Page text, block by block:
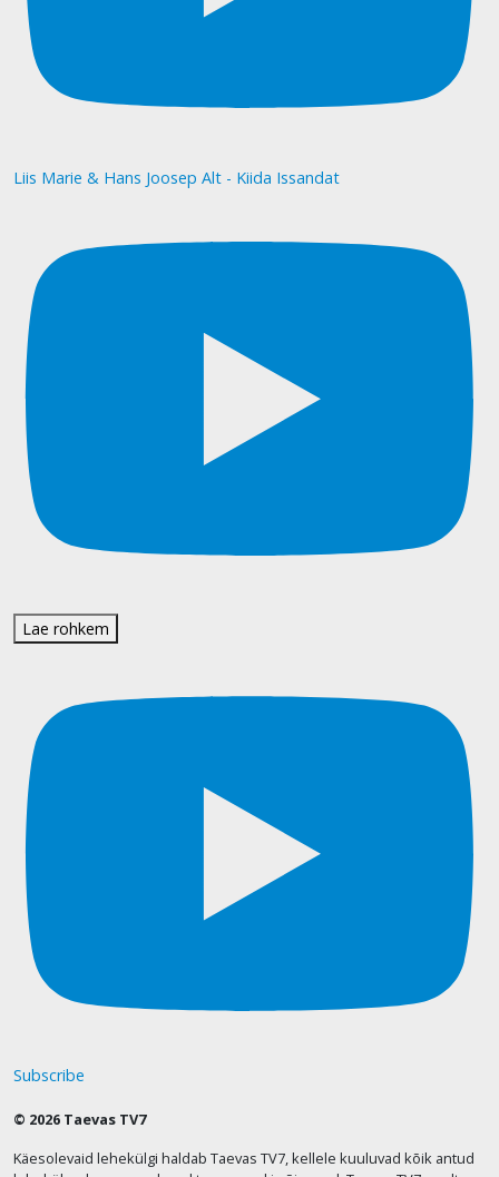
Liis Marie & Hans Joosep Alt - Kiida Issandat
Lae rohkem
Subscribe
© 2026 Taevas TV7
Käesolevaid lehekülgi haldab Taevas TV7, kellele kuuluvad kõik antud